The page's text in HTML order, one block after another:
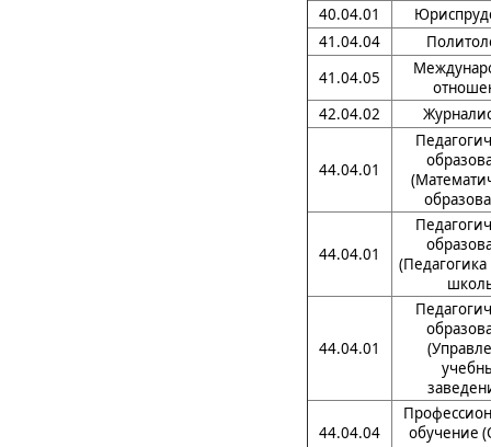
40.04.01
41.04.04
41.04.05
42.04.02
44.04.01
44.04.01
44.04.01
44.04.04
обучение